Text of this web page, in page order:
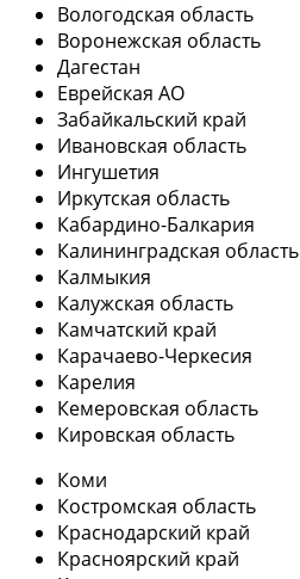
Вологодская область
Воронежская область
Дагестан
Еврейская АО
Забайкальский край
Ивановская область
Ингушетия
Иркутская область
Кабардино-Балкария
Калининградская область
Калмыкия
Калужская область
Камчатский край
Карачаево-Черкесия
Карелия
Кемеровская область
Кировская область
Коми
Костромская область
Краснодарский край
Красноярский край